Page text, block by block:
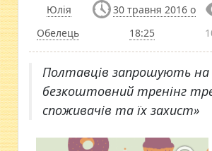
Юлія
Обелець
30 травня 2016 о
18:25
Полтавців запрошують на
безкоштовний тренінг
споживачів та їх захист»